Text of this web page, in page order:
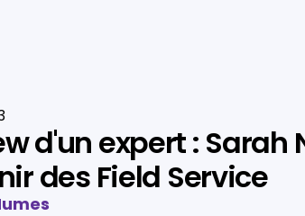
d'un expert : Sarah
des Field Service